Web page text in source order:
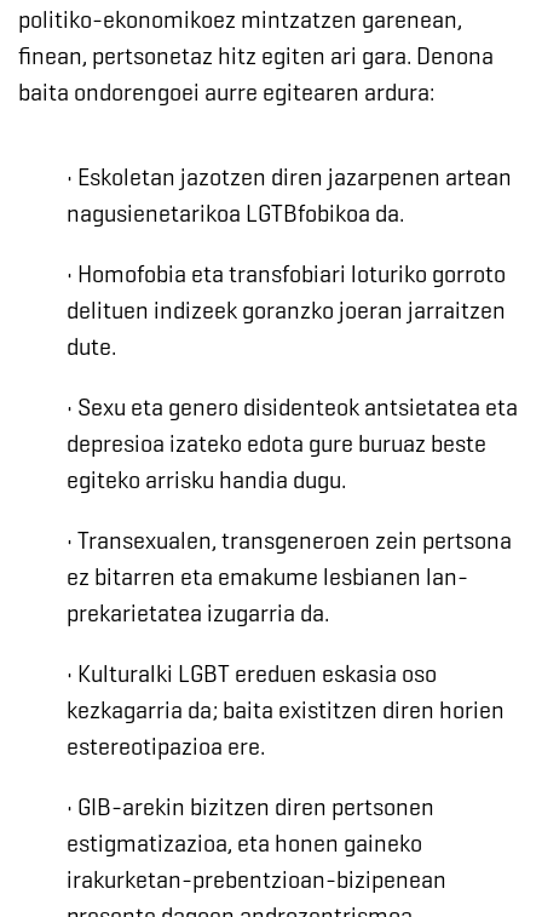
politiko-ekonomikoez mintzatzen garenean,
finean, pertsonetaz hitz egiten ari gara. Denona
baita ondorengoei aurre egitearen ardura:
• Eskoletan jazotzen diren jazarpenen artean
nagusienetarikoa LGTBfobikoa da.
• Homofobia eta transfobiari loturiko gorroto
delituen indizeek goranzko joeran jarraitzen
dute.
• Sexu eta genero disidenteok antsietatea eta
depresioa izateko edota gure buruaz beste
egiteko arrisku handia dugu.
• Transexualen, transgeneroen zein pertsona
ez bitarren eta emakume lesbianen lan-
prekarietatea izugarria da.
• Kulturalki LGBT ereduen eskasia oso
kezkagarria da; baita existitzen diren horien
estereotipazioa ere.
• GIB-arekin bizitzen diren pertsonen
estigmatizazioa, eta honen gaineko
irakurketan-prebentzioan-bizipenean